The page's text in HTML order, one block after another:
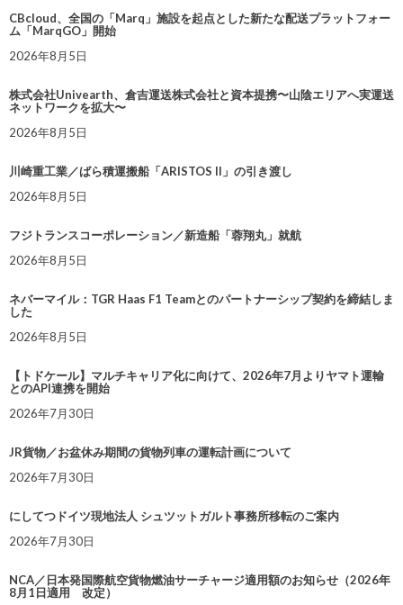
CBcloud、全国の「Marq」施設を起点とした新たな配送プラットフォー
ム「MarqGO」開始
2026年8月5日
株式会社Univearth、倉吉運送株式会社と資本提携〜山陰エリアへ実運送
ネットワークを拡大〜
2026年8月5日
川崎重工業／ばら積運搬船「ARISTOS II」の引き渡し
2026年8月5日
フジトランスコーポレーション／新造船「蓉翔丸」就航
2026年8月5日
ネバーマイル：TGR Haas F1 Teamとのパートナーシップ契約を締結しま
した
2026年8月5日
【トドケール】マルチキャリア化に向けて、2026年7月よりヤマト運輸
とのAPI連携を開始
2026年7月30日
JR貨物／お盆休み期間の貨物列車の運転計画について
2026年7月30日
にしてつドイツ現地法人 シュツットガルト事務所移転のご案内
2026年7月30日
NCA／日本発国際航空貨物燃油サーチャージ適用額のお知らせ（2026年
8月1日適用 改定）